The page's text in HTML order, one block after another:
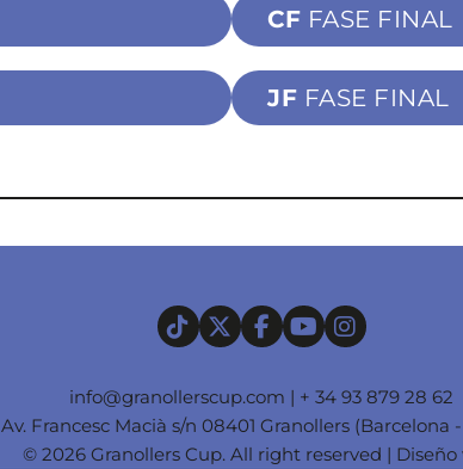
CF FASE FINAL
JF FASE FINAL
info@granollerscup.com | + 34 93 879 28 62
Av. Francesc Macià s/n 08401 Granollers (Barcelona
© 2026 Granollers Cup. All right reserved | Diseño